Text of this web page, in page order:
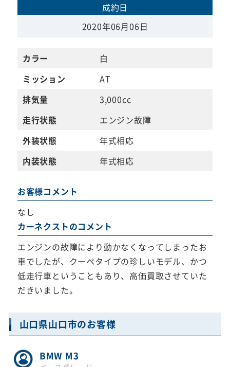
成約日
2020年06月06日
カラー
白
ミッション
AT
排気量
3,000cc
走行状態
エンジン故障
外装状態
年式相応
内装状態
年式相応
お客様コメント
なし
カーネクストのコメント
エンジンの故障により動かなくなってしまったお
車でしたが、クーペタイプの珍しいモデル、かつ
低走行車ということもあり、高価買取させていた
だきいました。
山口県山口市のお客様
BMW M3